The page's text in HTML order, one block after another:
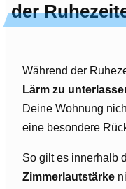
der
Während der
Lärm zu
Deine Wohnung
eine besondere
So gilt es innerhalb
Zimmerlautstärke